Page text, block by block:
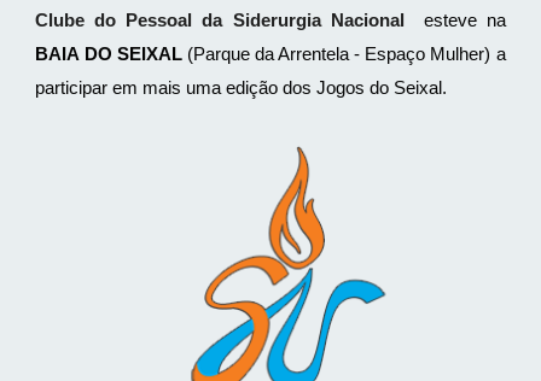
Clube do Pessoal da Siderurgia Nacional
esteve na
BAIA DO SEIXAL(Parque da Arrentela - Espaço Mulher) a
participar em mais uma edição dos Jogos do Seixal.